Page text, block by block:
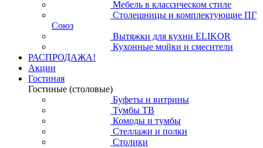
Мебель в классическом стиле
Столешницы и комплектующие ПГ
Союз
Вытяжки для кухни ELIKOR
Кухонные мойки и смесители
РАСПРОДАЖА!
Акции
Гостиная
Гостиные (столовые)
Буфеты и витрины
Тумбы ТВ
Комоды и тумбы
Стеллажи и полки
Столики